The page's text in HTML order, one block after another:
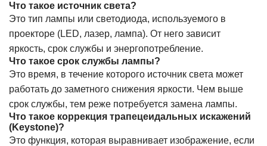
Что такое источник света?
Это тип лампы или светодиода, используемого в
проекторе (LED, лазер, лампа). От него зависит
яркость, срок службы и энергопотребление.
Что такое срок службы лампы?
Это время, в течение которого источник света может
работать до заметного снижения яркости. Чем выше
срок службы, тем реже потребуется замена лампы.
Что такое коррекция трапецеидальных искажений
(Keystone)?
Это функция, которая выравнивает изображение, если